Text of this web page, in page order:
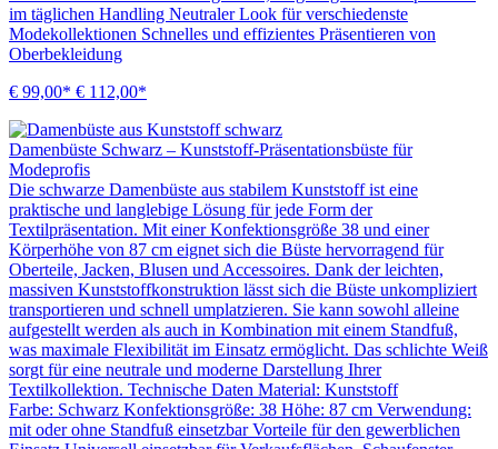
im täglichen Handling Neutraler Look für verschiedenste
Modekollektionen Schnelles und effizientes Präsentieren von
Oberbekleidung
€ 99,00* € 112,00*
Damenbüste Schwarz – Kunststoff-Präsentationsbüste für
Modeprofis
Die schwarze Damenbüste aus stabilem Kunststoff ist eine
praktische und langlebige Lösung für jede Form der
Textilpräsentation. Mit einer Konfektionsgröße 38 und einer
Körperhöhe von 87 cm eignet sich die Büste hervorragend für
Oberteile, Jacken, Blusen und Accessoires. Dank der leichten,
massiven Kunststoffkonstruktion lässt sich die Büste unkompliziert
transportieren und schnell umplatzieren. Sie kann sowohl alleine
aufgestellt werden als auch in Kombination mit einem Standfuß,
was maximale Flexibilität im Einsatz ermöglicht. Das schlichte Weiß
sorgt für eine neutrale und moderne Darstellung Ihrer
Textilkollektion. Technische Daten Material: Kunststoff
Farbe: Schwarz Konfektionsgröße: 38 Höhe: 87 cm Verwendung:
mit oder ohne Standfuß einsetzbar Vorteile für den gewerblichen